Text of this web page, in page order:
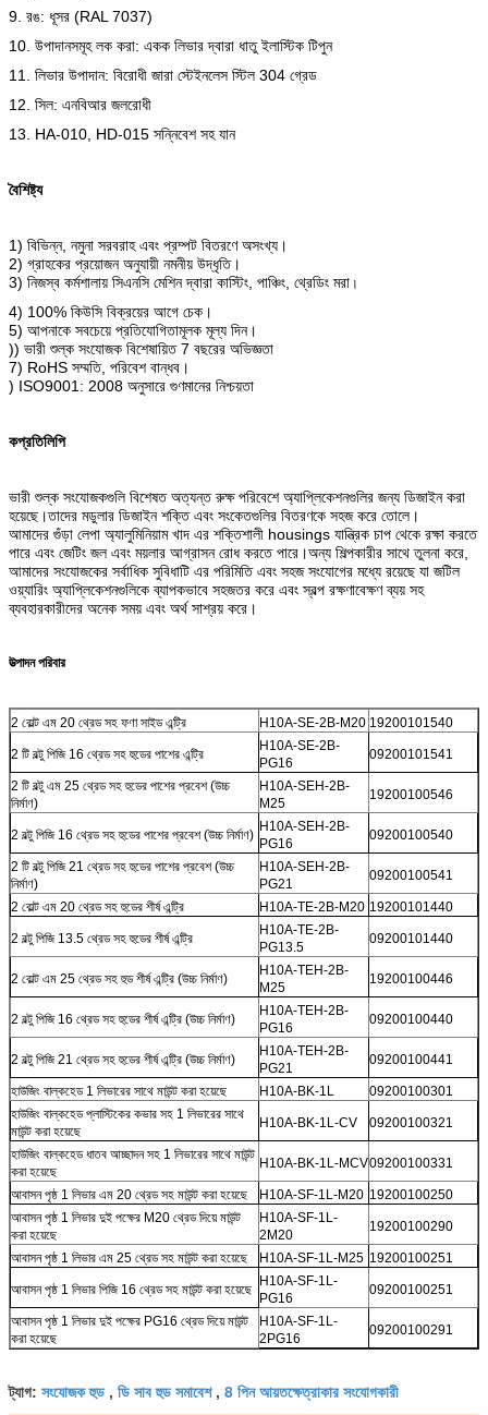
9. রঙ: ধূসর (RAL 7037)
10. উপাদানসমূহ লক করা: একক লিভার দ্বারা ধাতু ইলাস্টিক টিপুন
11. লিভার উপাদান: বিরোধী জারা স্টেইনলেস স্টিল 304 গ্রেড
12. সিল: এনবিআর জলরোধী
13. HA-010, HD-015 সন্নিবেশ সহ যান
বৈশিষ্ট্য
1) বিভিন্ন, নমুনা সরবরাহ এবং প্রম্পট বিতরণে অসংখ্য।
2) গ্রাহকের প্রয়োজন অনুযায়ী নমনীয় উদ্ধৃতি।
3) নিজস্ব কর্মশালায় সিএনসি মেশিন দ্বারা কাস্টিং, পাঞ্চিং, থ্রেডিং মরা ।
4) 100% কিউসি বিক্রয়ের আগে চেক।
5) আপনাকে সবচেয়ে প্রতিযোগিতামূলক মূল্য দিন।
)) ভারী শুল্ক সংযোজক বিশেষায়িত 7 বছরের অভিজ্ঞতা
7) RoHS সম্মতি, পরিবেশ বান্ধব।
) ISO9001: 2008 অনুসারে গুণমানের নিশ্চয়তা
কপ্রতিলিপি
ভারী শুল্ক সংযোজকগুলি বিশেষত অত্যন্ত রুক্ষ পরিবেশে অ্যাপ্লিকেশনগুলির জন্য ডিজাইন করা
হয়েছে।তাদের মডুলার ডিজাইন শক্তি এবং সংকেতগুলির বিতরণকে সহজ করে তোলে।
আমাদের গুঁড়া লেপা অ্যালুমিনিয়াম খাদ এর শক্তিশালী housings যান্ত্রিক চাপ থেকে রক্ষা করতে
পারে এবং জেটিং জল এবং ময়লার আগ্রাসন রোধ করতে পারে।অন্য শিল্পকারীর সাথে তুলনা করে,
আমাদের সংযোজকের সর্বাধিক সুবিধাটি এর পরিমিতি এবং সহজ সংযোগের মধ্যে রয়েছে যা জটিল
ওয়্যারিং অ্যাপ্লিকেশনগুলিকে ব্যাপকভাবে সহজতর করে এবং স্বল্প রক্ষণাবেক্ষণ ব্যয় সহ
ব্যবহারকারীদের অনেক সময় এবং অর্থ সাশ্রয় করে।
উত্পাদন পরিবার
2 বোল্ট এম 20 থ্রেড সহ ফণা সাইড এন্ট্রি H10A-SE-2B-M20 19200101540
2 টি বল্টু পিজি 16 থ্রেড সহ হুডের পাশের এন্ট্রি
H10A-SE-2B-
PG16
09200101541
2 টি বল্টু এম 25 থ্রেড সহ হুডের পাশের প্রবেশ (উচ্চ
নির্মাণ)
H10A-SEH-2B-
M25
19200100546
2 বল্টু পিজি 16 থ্রেড সহ হুডের পাশের প্রবেশ (উচ্চ নির্মাণ)
H10A-SEH-2B-
PG16
09200100540
2 টি বল্টু পিজি 21 থ্রেড সহ হুডের পাশের প্রবেশ (উচ্চ
নির্মাণ)
H10A-SEH-2B-
PG21
09200100541
2 বোল্ট এম 20 থ্রেড সহ হুডের শীর্ষ এন্ট্রি H10A-TE-2B-M20 19200101440
2 বল্টু পিজি 13.5 থ্রেড সহ হুডের শীর্ষ এন্ট্রি
H10A-TE-2B-
PG13.5
09200101440
2 বোল্ট এম 25 থ্রেড সহ হুড শীর্ষ এন্ট্রি (উচ্চ নির্মাণ)
H10A-TEH-2B-
M25
19200100446
2 বল্টু পিজি 16 থ্রেড সহ হুডের শীর্ষ এন্ট্রি (উচ্চ নির্মাণ)
H10A-TEH-2B-
PG16
09200100440
2 বল্টু পিজি 21 থ্রেড সহ হুডের শীর্ষ এন্ট্রি (উচ্চ নির্মাণ)
H10A-TEH-2B-
PG21
09200100441
হাউজিং বাল্কহেড 1 লিভারের সাথে মাউন্ট করা হয়েছে H10A-BK-1L
09200100301
হাউজিং বাল্কহেড প্লাস্টিকের কভার সহ 1 লিভারের সাথে
মাউন্ট করা হয়েছে
H10A-BK-1L-CV 09200100321
হাউজিং বাল্কহেড ধাতব আচ্ছাদন সহ 1 লিভারের সাথে মাউন্ট
করা হয়েছে
H10A-BK-1L-MCV09200100331
আবাসন পৃষ্ঠ 1 লিভার এম 20 থ্রেড সহ মাউন্ট করা হয়েছে H10A-SF-1L-M20 19200100250
আবাসন পৃষ্ঠ 1 লিভার দুই পক্ষের M20 থ্রেড দিয়ে মাউন্ট
করা হয়েছে
H10A-SF-1L-
2M20
19200100290
আবাসন পৃষ্ঠ 1 লিভার এম 25 থ্রেড সহ মাউন্ট করা হয়েছে H10A-SF-1L-M25 19200100251
আবাসন পৃষ্ঠ 1 লিভার পিজি 16 থ্রেড সহ মাউন্ট করা হয়েছে
H10A-SF-1L-
PG16
09200100251
আবাসন পৃষ্ঠ 1 লিভার দুই পক্ষের PG16 থ্রেড দিয়ে মাউন্ট
করা হয়েছে
H10A-SF-1L-
2PG16
09200100291
আবাসন পৃষ্ঠটি প্লাস্টিকের কভার সহ 1 লিভার এম 20 থ্রেড
H10A-SF-1L-CV-
ট্যাগ: সংযোজক হুড , ডি সাব হুড সমাবেশ, 8 পিন আয়তক্ষেত্রাকার সংযোগকারী